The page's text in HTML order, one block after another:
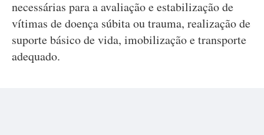
necessárias para a avaliação e estabilização de
vítimas de doença súbita ou trauma, realização de
suporte básico de vida, imobilização e transporte
adequado.